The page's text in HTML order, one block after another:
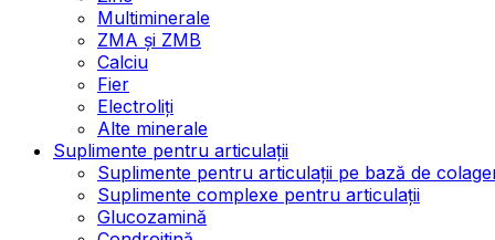
Multiminerale
ZMA și ZMB
Calciu
Fier
Electroliți
Alte minerale
Suplimente pentru articulații
Suplimente pentru articulații pe bază de
Suplimente complexe pentru articulații
Glucozamină